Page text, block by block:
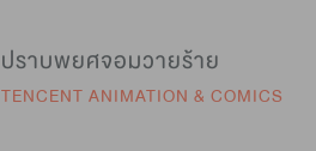
ปราบพยศจอมวายร้าย
TENCENT ANIMATION & COMICS